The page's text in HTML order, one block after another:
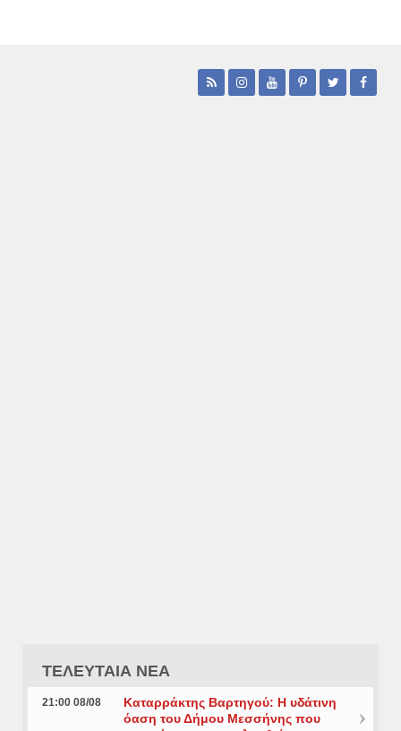
ΤΕΛΕΥΤΑΙΑ ΝΕΑ
21:00 08/08
Καταρράκτης Βαρτηγού: Η υδάτινη
όαση του Δήμου Μεσσήνης που